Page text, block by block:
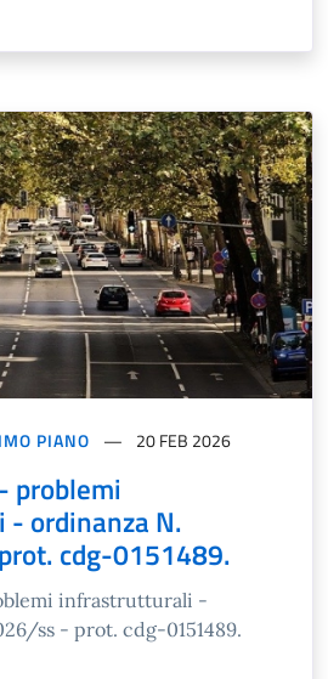
PIANO 20 FEB 2026
problemi
ordinanza N.
cdg-0151489.
infrastrutturali -
ss - prot. cdg-0151489.